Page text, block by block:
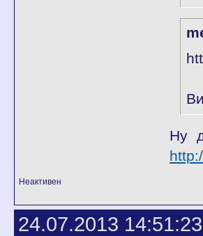
Ну
Неактивен
24.07.2013 14:51:23